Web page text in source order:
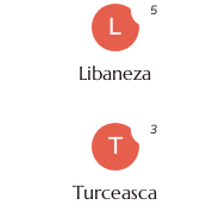
L
Libaneza
5
T
Turceasca
3